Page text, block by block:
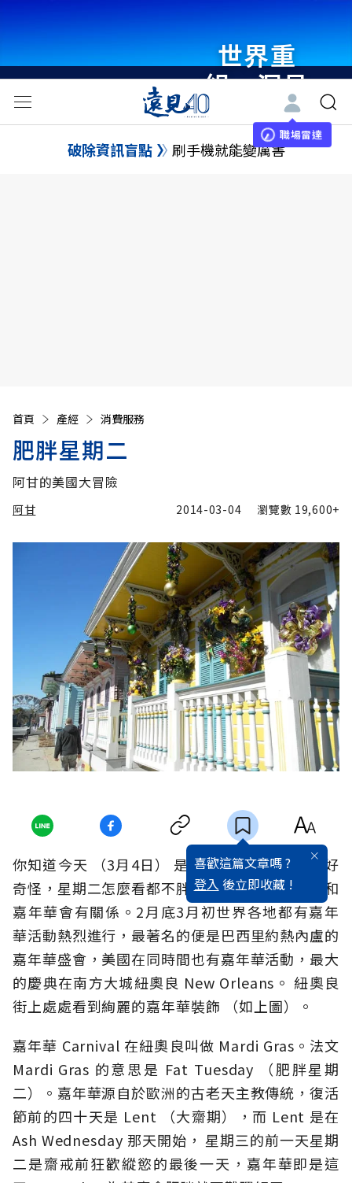
世界重
組・洞見
未來 與
世界領袖
職場雷達
破除資訊盲點 刷手機就能變厲害
首頁 產經 消費服務
肥胖星期二
阿甘的美國大冒險
阿甘 2014-03-04 瀏覽數 19,600+
喜歡這篇文章嗎 ?
登入 後立即收藏 !
你知道今天 （3月4日） 是「肥胖星期二」嗎？好
奇怪，星期二怎麼看都不胖啊！其實肥胖星期二和
嘉年華會有關係。2月底3月初世界各地都有嘉年
華活動熱烈進行，最著名的便是巴西里約熱內盧的
嘉年華盛會，美國在同時間也有嘉年華活動，最大
的慶典在南方大城紐奧良 New Orleans。 紐奧良
街上處處看到絢麗的嘉年華裝飾 （如上圖）。
嘉年華 Carnival 在紐奧良叫做 Mardi Gras。法文
Mardi Gras 的意思是 Fat Tuesday （肥胖星期
二）。嘉年華源自於歐洲的古老天主教傳統，復活
節前的四十天是 Lent （大齋期），而 Lent 是在
Ash Wednesday 那天開始， 星期三的前一天星期
二是齋戒前狂歡縱慾的最後一天，嘉年華即是這